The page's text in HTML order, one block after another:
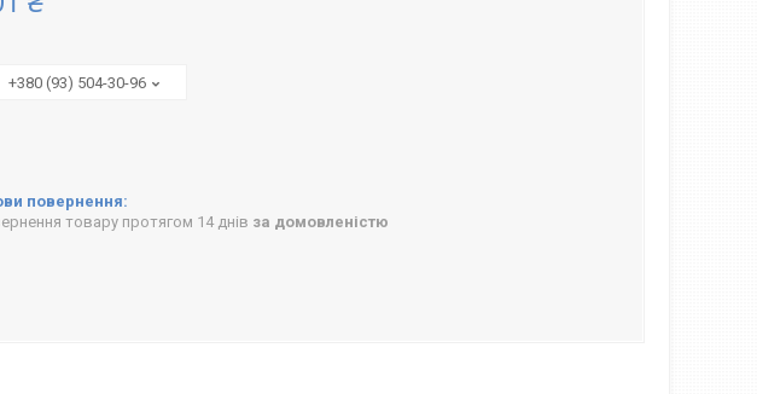
+380 (93) 504-30-96
товару протягом 14 днів за домовленістю